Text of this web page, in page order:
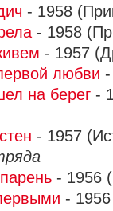
- 1958
- 1958
- 1957
любви
на берег -
- 1957
-
-